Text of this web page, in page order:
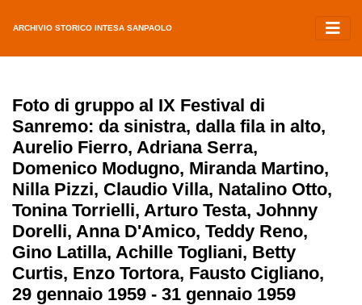
ARCHIVIO STORICO INTESA SANPAOLO
Foto di gruppo al IX Festival di
Sanremo: da sinistra, dalla fila in alto,
Aurelio Fierro, Adriana Serra,
Domenico Modugno, Miranda Martino,
Nilla Pizzi, Claudio Villa, Natalino Otto,
Tonina Torrielli, Arturo Testa, Johnny
Dorelli, Anna D'Amico, Teddy Reno,
Gino Latilla, Achille Togliani, Betty
Curtis, Enzo Tortora, Fausto Cigliano,
29 gennaio 1959 - 31 gennaio 1959